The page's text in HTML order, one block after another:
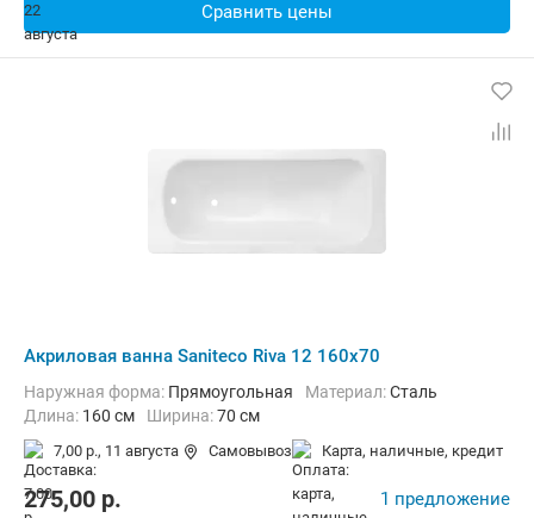
Сравнить цены
Акриловая ванна Saniteco Riva 12 160x70
Наружная форма: Прямоугольная Материал:Сталь
Длина: 160 см Ширина:70 см
7,00 р., 11 августа Самовывоз карта, наличные, кредит
275,00 p. 1 предложение